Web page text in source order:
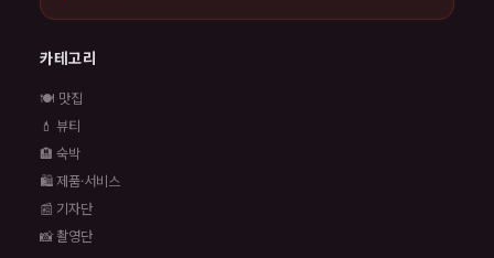
카테고리
🍽️ 맛집
💄 뷰티
🏨 숙박
🛍️ 제품·서비스
📰 기자단
📸 촬영단